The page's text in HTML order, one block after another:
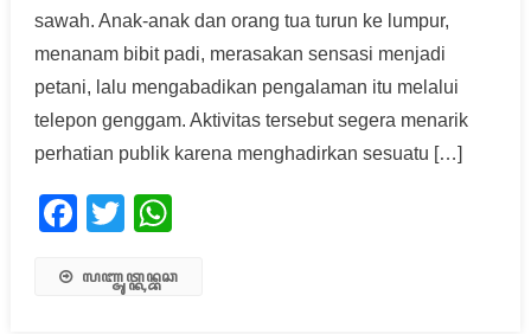
sawah. Anak-anak dan orang tua turun ke lumpur,
menanam bibit padi, merasakan sensasi menjadi
petani, lalu mengabadikan pengalaman itu melalui
telepon genggam. Aktivitas tersebut segera menarik
perhatian publik karena menghadirkan sesuatu […]
Facebook
Twitter
ꦭꦚ꧀ꦗꦸꦠ꧀ꦏꦤ꧀ꦧꦕ